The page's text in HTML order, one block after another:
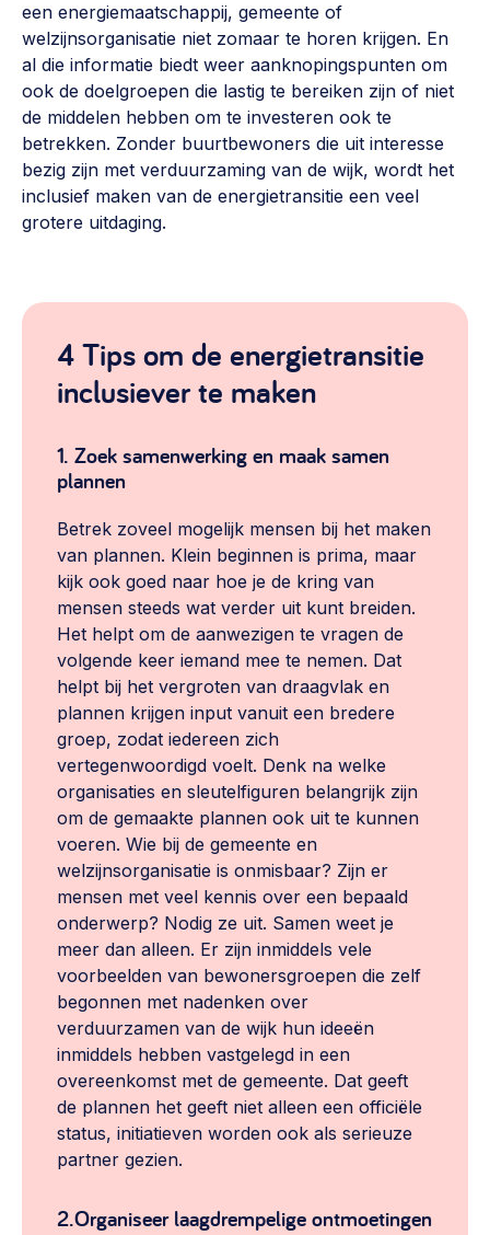
een energiemaatschappij, gemeente of
welzijnsorganisatie niet zomaar te horen krijgen. En
al die informatie biedt weer aanknopingspunten om
ook de doelgroepen die lastig te bereiken zijn of niet
de middelen hebben om te investeren ook te
betrekken. Zonder buurtbewoners die uit interesse
bezig zijn met verduurzaming van de wijk, wordt het
inclusief maken van de energietransitie een veel
grotere uitdaging.
4 Tips om de energietransitie
inclusiever te maken
1. Zoek samenwerking en maak samen
plannen
Betrek zoveel mogelijk mensen bij het maken
van plannen. Klein beginnen is prima, maar
kijk ook goed naar hoe je de kring van
mensen steeds wat verder uit kunt breiden.
Het helpt om de aanwezigen te vragen de
volgende keer iemand mee te nemen. Dat
helpt bij het vergroten van draagvlak en
plannen krijgen input vanuit een bredere
groep, zodat iedereen zich
vertegenwoordigd voelt. Denk na welke
organisaties en sleutelfiguren belangrijk zijn
om de gemaakte plannen ook uit te kunnen
voeren. Wie bij de gemeente en
welzijnsorganisatie is onmisbaar? Zijn er
mensen met veel kennis over een bepaald
onderwerp? Nodig ze uit. Samen weet je
meer dan alleen. Er zijn inmiddels vele
voorbeelden van bewonersgroepen die zelf
begonnen met nadenken over
verduurzamen van de wijk hun ideeën
inmiddels hebben vastgelegd in een
overeenkomst met de gemeente. Dat geeft
de plannen het geeft niet alleen een officiële
status, initiatieven worden ook als serieuze
partner gezien.
2.Organiseer laagdrempelige ontmoetingen